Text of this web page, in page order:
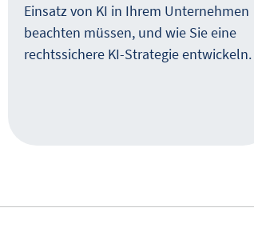
Einsatz von KI in Ihrem Unternehmen
beachten müssen, und wie Sie eine
rechtssichere KI-Strategie entwickeln.